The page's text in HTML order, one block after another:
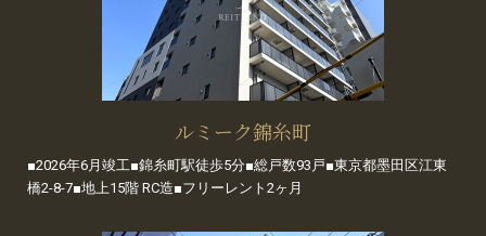
ルミーク錦糸町
■2026年6月竣工■錦糸町駅徒歩5分■総戸数93戸■東京都墨田区江東
橋2-8-7■地上15階 RC造■フリーレント2ヶ月